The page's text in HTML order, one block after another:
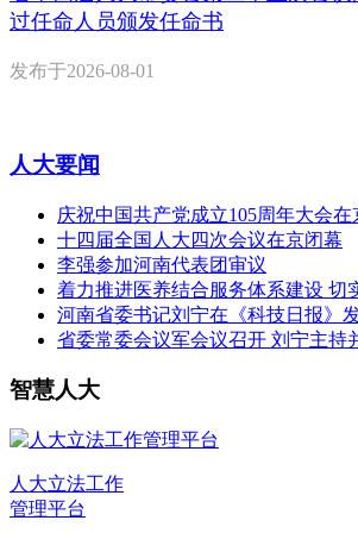
过任命人员颁发任命书
发布于2026-08-01
人大要闻
庆祝中国共产党成立105周年大会
十四届全国人大四次会议在京闭幕
李强参加河南代表团审议
着力推进医养结合服务体系建设 切
河南省委书记刘宁在《科技日报》
省委常委会议军会议召开 刘宁主持
智慧人大
人大立法工作
管理平台